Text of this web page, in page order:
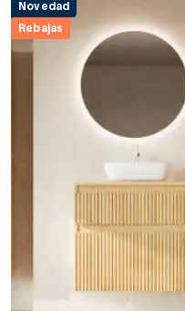
Novedad
Rebajas